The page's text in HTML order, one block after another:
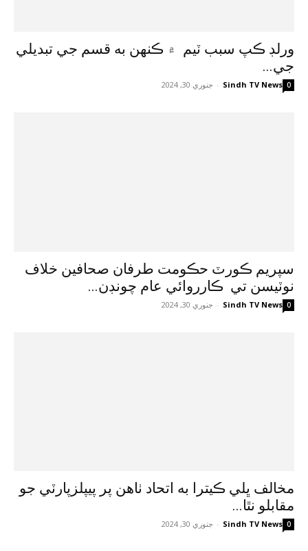
ورلڊ ڪپ سبب ٽيم ۾ ڪنهن به قسم جي تبديلي
جي...
Sindh TV News
- جنوري 30, 2024 0
سپريم ڪورٽ حڪومت طرفان صحافين خلاف
نوٽيسن تي ڪارروائي عام چونڊن...
Sindh TV News
- جنوري 30, 2024 0
مخالف ڀلي ڪيترا به اتحاد ٺاهن پر پيپلزپارٽي جو
مقابلو نٿا...
Sindh TV News
- جنوري 30, 2024 0